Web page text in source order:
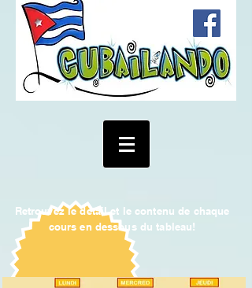
Retrouvez le détail et le contenu de chaque
cours en dessous du tableau!